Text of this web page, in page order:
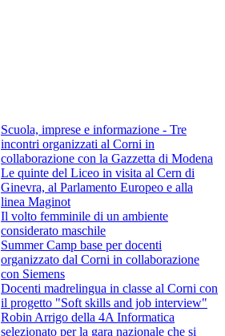
Scuola, imprese e informazione - Tre
incontri organizzati al Corni in
collaborazione con la Gazzetta di Modena
Le quinte del Liceo in visita al Cern di
Ginevra, al Parlamento Europeo e alla
linea Maginot
Il volto femminile di un ambiente
considerato maschile
Summer Camp base per docenti
organizzato dal Corni in collaborazione
con Siemens
Docenti madrelingua in classe al Corni con
il progetto "Soft skills and job interview"
Robin Arrigo della 4A Informatica
selezionato per la gara nazionale che si